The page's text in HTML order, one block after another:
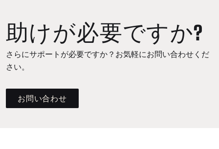
助けが必要ですか?
さらにサポートが必要ですか？お気軽にお問い合わせくだ
さい。
お問い合わせ